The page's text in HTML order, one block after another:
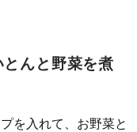
とんと野菜を煮
を入れて、お野菜と